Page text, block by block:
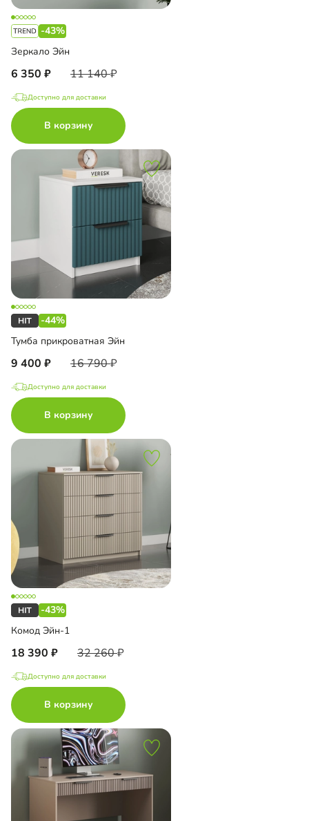
-43%
Зеркало Эйн
6 350 11 140
Доступно для доставки
В корзину
-44%
Тумба прикроватная Эйн
9 400 16 790
Доступно для доставки
В корзину
-43%
Комод Эйн-1
18 390 32 260
Доступно для доставки
В корзину